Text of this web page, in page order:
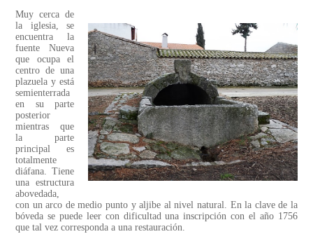
Muy cerca de
la iglesia, se
encuentra la
fuente Nueva
que ocupa el
centro de una
plazuela y está
semienterrada
en su parte
posterior
mientras que
la parte
principal es
totalmente
diáfana. Tiene
una estructura
abovedada,
con un arco de medio punto y aljibe al nivel natural. En la clave de la
bóveda se puede leer con dificultad una inscripción con el año 1756
que tal vez corresponda a una restauración.